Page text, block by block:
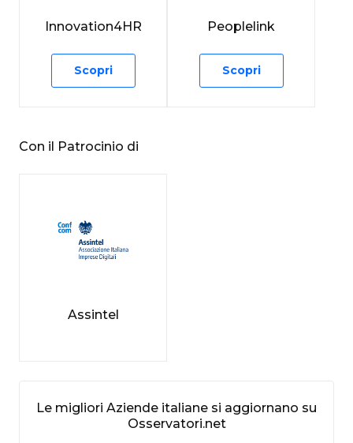
Le migliori Aziende italiane si aggiornano su
Osservatori.net
Innovation4HR
Scopri
Peoplelink
Scopri
Con il Patrocinio di
Assintel